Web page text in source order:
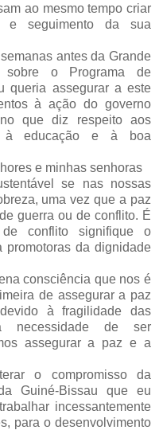
ao mesmo tempo criar
e seguimento da sua
antes da Grande
sobre o Programa de
queria assegurar a este
à ação do governo
no que diz respeito aos
à educação e à boa
e minhas senhoras
se nas nossas
uma vez que a paz
guerra ou de conflito. É
conflito signifique o
promotoras da dignidade
consciência que nos é
de assegurar a paz
à fragilidade das
necessidade de ser
assegurar a paz e a
o compromisso da
Guiné-Bissau que eu
incessantemente
para o desenvolvimento